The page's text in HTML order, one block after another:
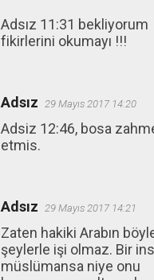
Adsız 11:31 bekliyorum
fikirlerini okumayı !!!
Adsız 29 Mayıs 2017 14:20
Adsiz 12:46, bosa
etmis.
Adsız 29 Mayıs 2017 14:21
Zaten hakiki Arabın
şeylerle işi olmaz. Bir
müslümansa niye onu